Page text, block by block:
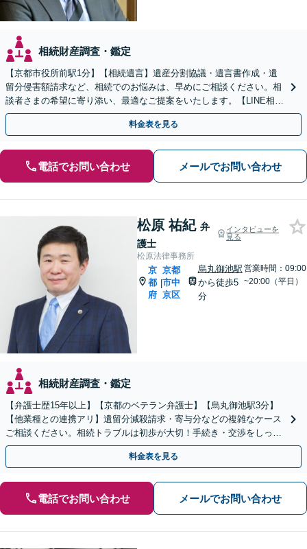
相続財産調査・鑑定
【京都市役所前駅1分】【相続遺言】遺産分割協議・遺言書作成・遺
留分侵害額請求など、相続でのお悩みは、早めにご相談ください。相
談者さまの希望に寄り添い、最適なご提案をいたします。【LINE相談
可能】【土日対応可能】【初回面談1時間無料】
料金表を見る
電話でお問い合わせ メールでお問い合わせ
松原 祐紀 弁
護士
インタビューを
見る
松原法律事務所
京
都
府
|
京都
市中
京区
烏丸御池駅
から徒歩5
分
営業時間：09:00
~20:00（平日）
相続財産調査・鑑定
【弁護士歴15年以上】【京都のベテラン弁護士】【烏丸御池駅3分】
【他業種との連携アリ】遺留分減殺請求・寄与分などの複雑なケース
ご相談ください。相続トラブルは初歩が大切！手続き・交渉をしっか
りとサポートします。【初回面談無料】
料金表を見る
電話でお問い合わせ メールでお問い合わせ